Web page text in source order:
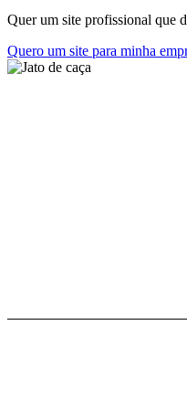
Quer um site profissional que
Quero um site para minha